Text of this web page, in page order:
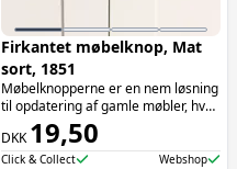
Firkantet møbelknop, Mat
sort, 1851
Møbelknopperne er en nem løsning
til opdatering af gamle møbler, hvor
de tilføjer både funktionalitet og
æstetik. Møbelknopperne er især
oplagte at bruge på skuffer.
DKK19,50
Click & Collect Webshop